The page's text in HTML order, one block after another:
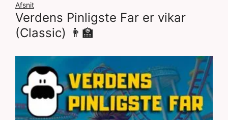
Afsnit
Verdens Pinligste Far er vikar
(Classic) 👨‍🏫